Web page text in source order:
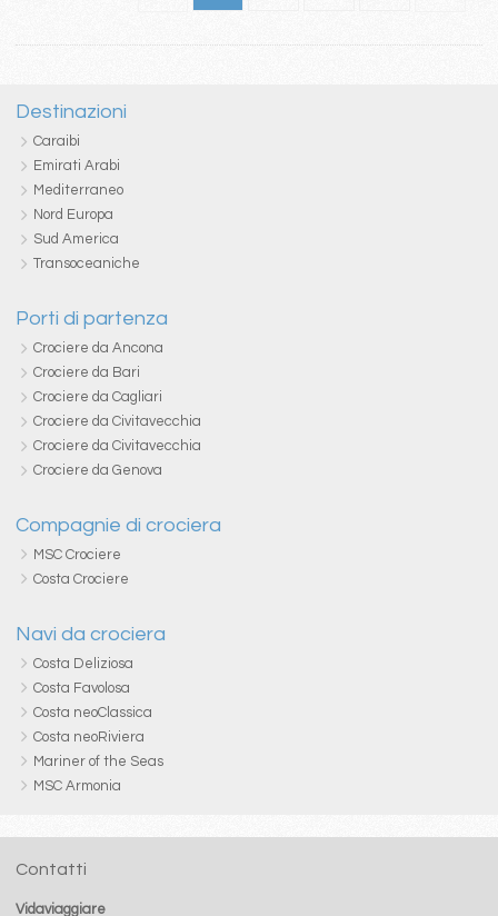
Destinazioni
Caraibi
Emirati Arabi
Mediterraneo
Nord Europa
Sud America
Transoceaniche
Porti di partenza
Crociere da Ancona
Crociere da Bari
Crociere da Cagliari
Crociere da Civitavecchia
Crociere da Civitavecchia
Crociere da Genova
Compagnie di crociera
MSC Crociere
Costa Crociere
Navi da crociera
Costa Deliziosa
Costa Favolosa
Costa neoClassica
Costa neoRiviera
Mariner of the Seas
MSC Armonia
Contatti
Vidaviaggiare